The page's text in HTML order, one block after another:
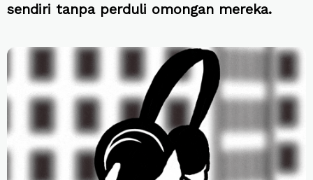
sendiri tanpa perduli omongan mereka.